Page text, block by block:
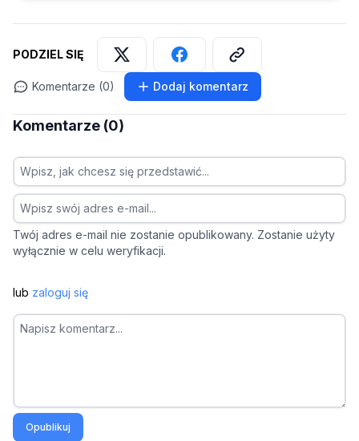
PODZIEL SIĘ
Komentarze (0) Dodaj komentarz
Komentarze (0)
Twój adres e-mail nie zostanie opublikowany. Zostanie użyty
wyłącznie w celu weryfikacji.
lub zaloguj się
Opublikuj